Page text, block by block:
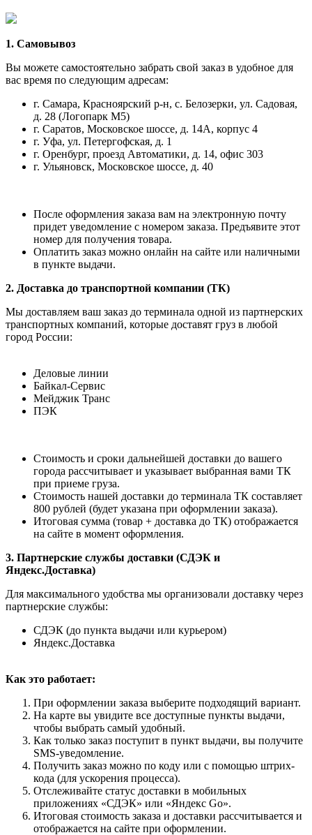
1. Самовывоз
Вы можете самостоятельно забрать свой заказ в удобное для
вас время по следующим адресам:
г. Самара, Красноярский р-н, с. Белозерки, ул. Садовая,
д. 28 (Логопарк М5)
г. Саратов, Московское шоссе, д. 14А, корпус 4
г. Уфа, ул. Петергофская, д. 1
г. Оренбург, проезд Автоматики, д. 14, офис 303
г. Ульяновск, Московское шоссе, д. 40
После оформления заказа вам на электронную почту
придет уведомление с номером заказа. Предъявите этот
номер для получения товара.
Оплатить заказ можно онлайн на сайте или наличными
в пункте выдачи.
2. Доставка до транспортной компании (ТК)
Мы доставляем ваш заказ до терминала одной из партнерских
транспортных компаний, которые доставят груз в любой
город России:
Деловые линии
Байкал-Сервис
Мейджик Транс
ПЭК
Стоимость и сроки дальнейшей доставки до вашего
города рассчитывает и указывает выбранная вами ТК
при приеме груза.
Стоимость нашей доставки до терминала ТК составляет
800 рублей (будет указана при оформлении заказа).
Итоговая сумма (товар + доставка до ТК) отображается
на сайте в момент оформления.
3. Партнерские службы доставки (СДЭК и
Яндекс.Доставка)
Для максимального удобства мы организовали доставку через
партнерские службы:
СДЭК (до пункта выдачи или курьером)
Яндекс.Доставка
Как это работает:
При оформлении заказа выберите подходящий вариант.
На карте вы увидите все доступные пункты выдачи,
чтобы выбрать самый удобный.
Как только заказ поступит в пункт выдачи, вы получите
SMS-уведомление.
Получить заказ можно по коду или с помощью штрих-
кода (для ускорения процесса).
Отслеживайте статус доставки в мобильных
приложениях «СДЭК» или «Яндекс Go».
Итоговая стоимость заказа и доставки рассчитывается и
отображается на сайте при оформлении.